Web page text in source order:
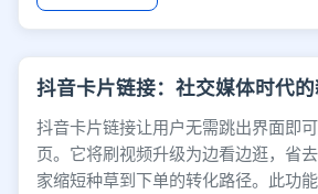
抖音卡片链接：社交媒体时代
抖音卡片链接让用户无需跳出界面即
页。它将刷视频升级为边看边逛，省
家缩短种草到下单的转化路径。此功